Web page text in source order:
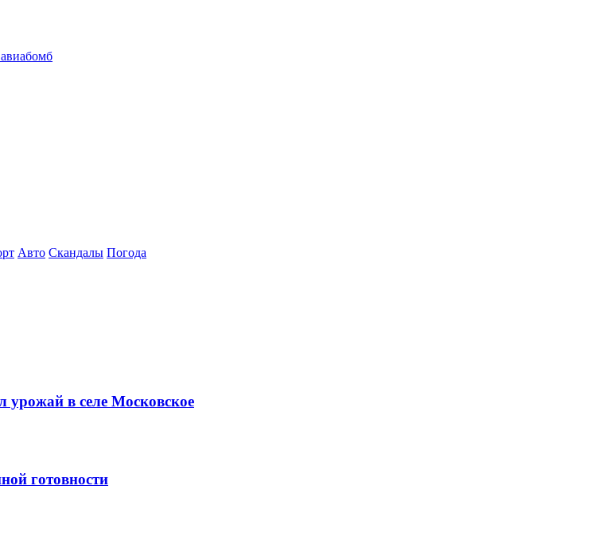
Авто Скандалы Погода
в селе Московское
готовности